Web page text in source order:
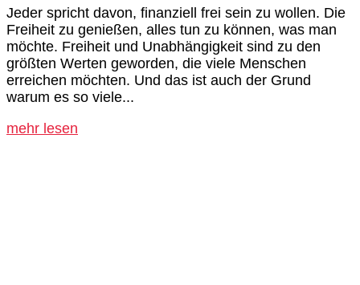
Jeder spricht davon, finanziell frei sein zu wollen. Die
Freiheit zu genießen, alles tun zu können, was man
möchte. Freiheit und Unabhängigkeit sind zu den
größten Werten geworden, die viele Menschen
erreichen möchten. Und das ist auch der Grund
warum es so viele...
mehr lesen